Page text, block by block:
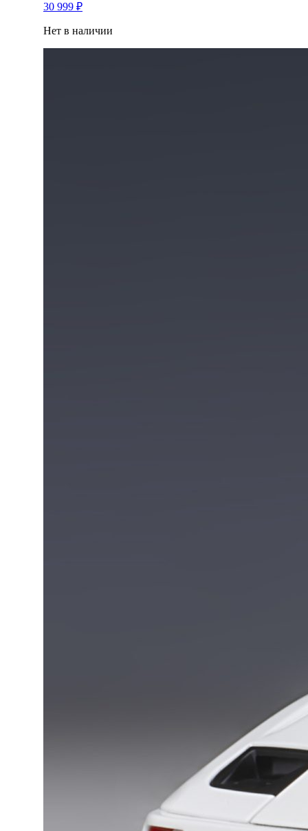
30 999 ₽
Нет в наличии